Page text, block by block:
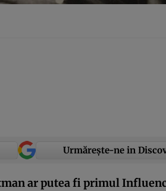
Urmărește-ne in
ar putea fi primul